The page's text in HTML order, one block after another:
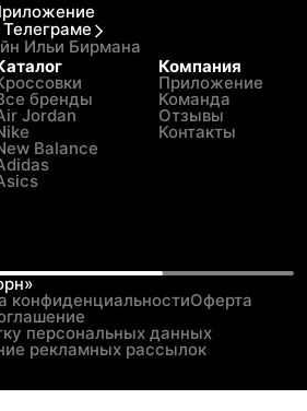
Телеграме
Ильи Бирмана
бренды
Jordan
Balance
Компания
Приложение
Команда
Отзывы
Контакты
конфиденциальностиОферта
персональных данных
рекламных рассылок